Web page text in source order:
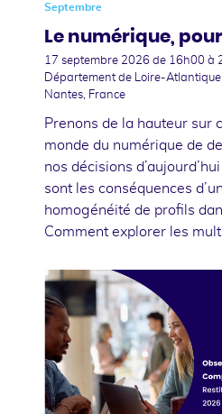
Septembre
Le numérique,
17 septembre 2026 de 16h00 à
Département de Loire-
Nantes, France
Prenons de la hauteur sur
monde du numérique de
nos décisions
sont les conséquences
homogénéité de profils
Comment explorer les